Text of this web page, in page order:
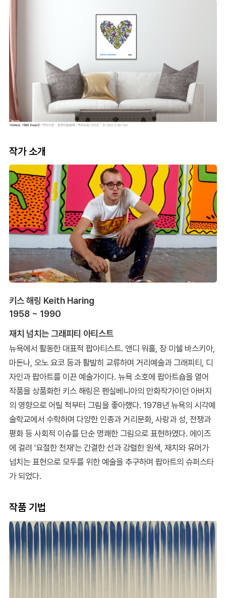
작가 소개
키스 해링 Keith Haring
1958 ~ 1990
재치 넘치는 그래피티 아티스트
뉴욕에서 활동한 대표적 팝아티스트. 앤디 워홀, 장 미쉘 바스키아,
마돈나, 오노 요코 등과 활발히 교류하며 거리예술과 그래피티, 디
자인과 팝아트를 이끈 예술가이다. 뉴욕 소호에 팝아트숍을 열어
작품을 상품화한 키스 해링은 펜실베니아의 만화작가이던 아버지
의 영향으로 어릴 적부터 그림을 좋아했다. 1978년 뉴욕의 시각예
술학교에서 수학하며 다양한 인종과 거리문화, 사랑과 성, 전쟁과
평화 등 사회적 이슈를 단순 명쾌한 그림으로 표현하였다. 에이즈
에 걸려 '요절한 천재'는 간결한 선과 강렬한 원색, 재치와 유머가
넘치는 표현으로 모두를 위한 예술을 추구하며 팝아트의 슈퍼스타
가 되었다.
작품 기법